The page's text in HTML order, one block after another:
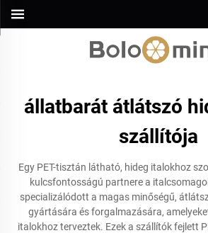
állatbarát átlátszó
szállítója
Egy PET-tisztán látható, hideg italokhoz
kulcsfontosságú partnere a
specializálódott a magas minőségű,
gyártására és forgalmazására,
italokhoz terveztek. Ezek a szállítók fejlett